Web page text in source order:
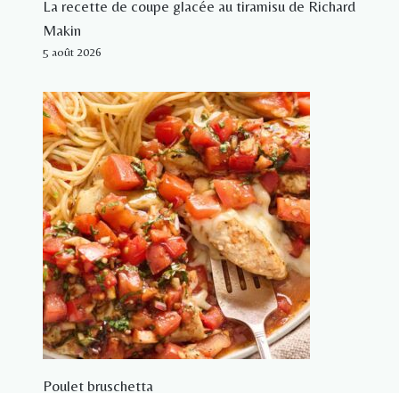
La recette de coupe glacée au tiramisu de Richard
Makin
5 août 2026
Poulet bruschetta